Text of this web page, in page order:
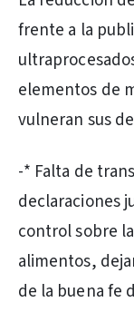
frente a la
elementos de
vulneran sus
-* Falta de
declaraciones
control sobre
alimentos,
de la buena fe